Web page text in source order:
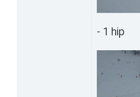
- 1 hip